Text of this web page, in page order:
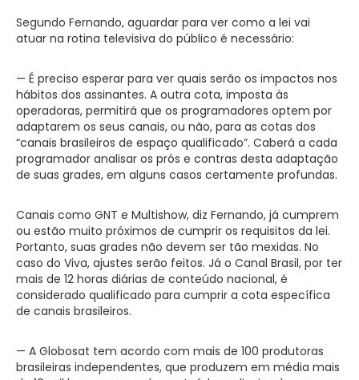
Segundo Fernando, aguardar para ver como a lei vai
atuar na rotina televisiva do público é necessário:
— É preciso esperar para ver quais serão os impactos nos
hábitos dos assinantes. A outra cota, imposta às
operadoras, permitirá que os programadores optem por
adaptarem os seus canais, ou não, para as cotas dos
“canais brasileiros de espaço qualificado”. Caberá a cada
programador analisar os prós e contras desta adaptação
de suas grades, em alguns casos certamente profundas.
Canais como GNT e Multishow, diz Fernando, já cumprem
ou estão muito próximos de cumprir os requisitos da lei.
Portanto, suas grades não devem ser tão mexidas. No
caso do Viva, ajustes serão feitos. Já o Canal Brasil, por ter
mais de 12 horas diárias de conteúdo nacional, é
considerado qualificado para cumprir a cota específica
de canais brasileiros.
— A Globosat tem acordo com mais de 100 produtoras
brasileiras independentes, que produzem em média mais